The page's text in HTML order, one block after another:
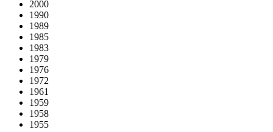
2000
1990
1989
1985
1983
1979
1976
1972
1961
1959
1958
1955